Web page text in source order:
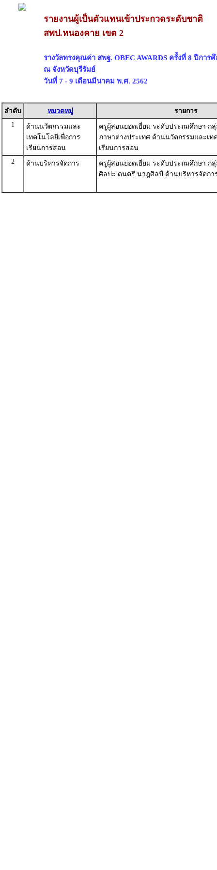
รายงานผู้เป็นตัวแทนเข้าประกวดระดับชาติ
สพป.หนองคาย เขต 2
รางวัลทรงคุณค่า สพฐ. OBEC AWARDS ครั้งที่ 8 ปีการ
ณ จังหวัดบุรีรัมย์
วันที่ 7 - 9 เดือนมีนาคม พ.ศ. 2562
ลำดับ หมวดหมู่
รายการ
1
ด้านนวัตกรรมและ
เทคโนโลยีเพื่อการ
เรียนการสอน
ครูผู้สอนยอดเยี่ยม ระดับประถมศึกษา ก
ภาษาต่างประเทศ ด้านนวัตกรรมและเท
เรียนการสอน
2
ด้านบริหารจัดการ
ครูผู้สอนยอดเยี่ยม ระดับประถมศึกษา ก
ศิลปะ ดนตรี นาฎศิลป์ ด้านบริหารจัดกา